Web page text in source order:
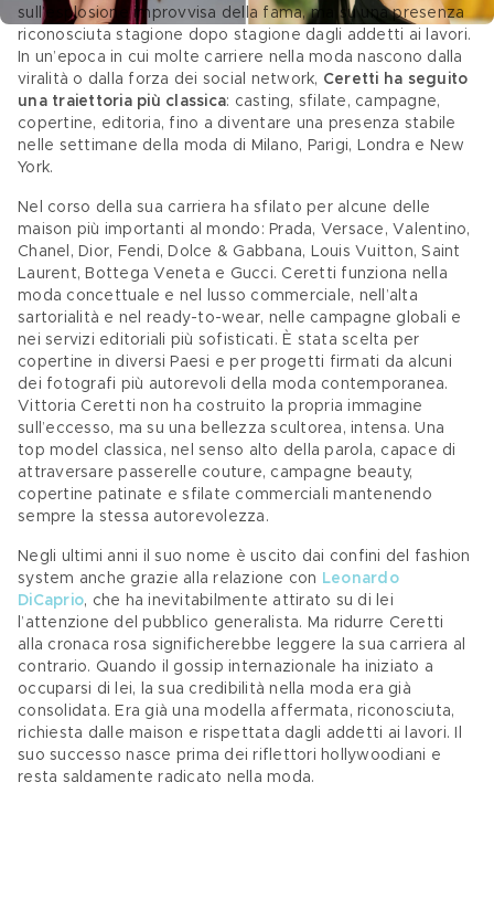
sull’esplosione improvvisa della fama, ma su una presenza
riconosciuta stagione dopo stagione dagli addetti ai lavori.
In un’epoca in cui molte carriere nella moda nascono dalla
viralità o dalla forza dei social network, Ceretti ha seguito
una traiettoria più classica: casting, sfilate, campagne,
copertine, editoria, fino a diventare una presenza stabile
nelle settimane della moda di Milano, Parigi, Londra e New
York.
Nel corso della sua carriera ha sfilato per alcune delle
maison più importanti al mondo: Prada, Versace, Valentino,
Chanel, Dior, Fendi, Dolce & Gabbana, Louis Vuitton, Saint
Laurent, Bottega Veneta e Gucci. Ceretti funziona nella
moda concettuale e nel lusso commerciale, nell’alta
sartorialità e nel ready-to-wear, nelle campagne globali e
nei servizi editoriali più sofisticati. È stata scelta per
copertine in diversi Paesi e per progetti firmati da alcuni
dei fotografi più autorevoli della moda contemporanea.
Vittoria Ceretti non ha costruito la propria immagine
sull’eccesso, ma su una bellezza scultorea, intensa. Una
top model classica, nel senso alto della parola, capace di
attraversare passerelle couture, campagne beauty,
copertine patinate e sfilate commerciali mantenendo
sempre la stessa autorevolezza.
Negli ultimi anni il suo nome è uscito dai confini del fashion
system anche grazie alla relazione con Leonardo
DiCaprio, che ha inevitabilmente attirato su di lei
l’attenzione del pubblico generalista. Ma ridurre Ceretti
alla cronaca rosa significherebbe leggere la sua carriera al
contrario. Quando il gossip internazionale ha iniziato a
occuparsi di lei, la sua credibilità nella moda era già
consolidata. Era già una modella affermata, riconosciuta,
richiesta dalle maison e rispettata dagli addetti ai lavori. Il
suo successo nasce prima dei riflettori hollywoodiani e
resta saldamente radicato nella moda.